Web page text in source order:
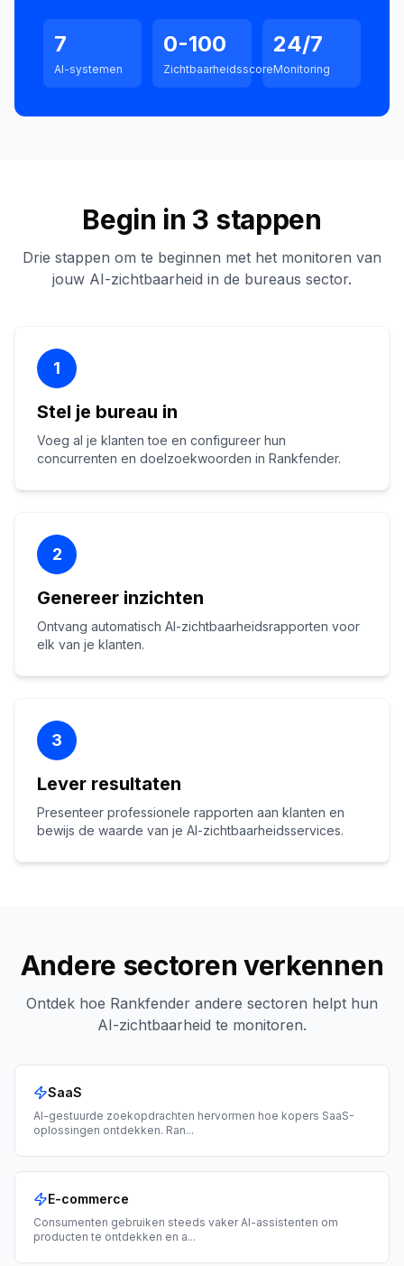
7
AI-systemen
0-100
Zichtbaarheidsscore
24/7
Monitoring
Begin in 3 stappen
Drie stappen om te beginnen met het monitoren van
jouw AI-zichtbaarheid in de bureaus sector.
1
Stel je bureau in
Voeg al je klanten toe en configureer hun
concurrenten en doelzoekwoorden in Rankfender.
2
Genereer inzichten
Ontvang automatisch AI-zichtbaarheidsrapporten voor
elk van je klanten.
3
Lever resultaten
Presenteer professionele rapporten aan klanten en
bewijs de waarde van je AI-zichtbaarheidsservices.
Andere sectoren verkennen
Ontdek hoe Rankfender andere sectoren helpt hun
AI-zichtbaarheid te monitoren.
SaaS
AI-gestuurde zoekopdrachten hervormen hoe kopers SaaS-
oplossingen ontdekken. Ran...
E-commerce
Consumenten gebruiken steeds vaker AI-assistenten om
producten te ontdekken en a...